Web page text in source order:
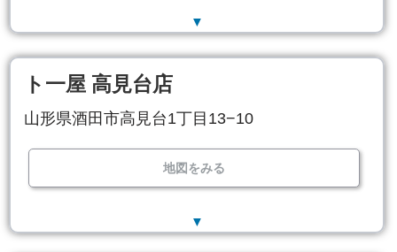
▼
ト一屋 高見台店
山形県酒田市高見台1丁目13−10
地図をみる
▼